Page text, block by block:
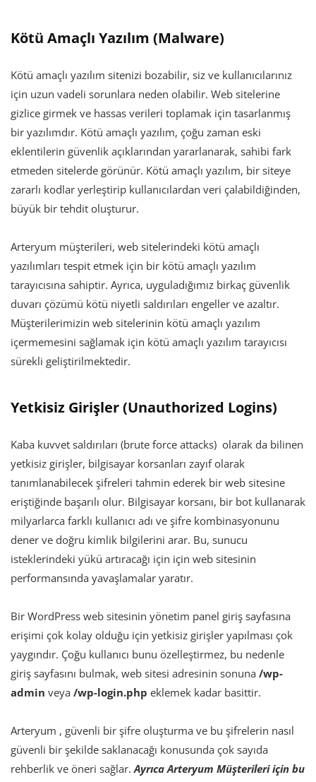
Kötü Amaçlı Yazılım (Malware)
Kötü amaçlı yazılım sitenizi bozabilir, siz ve kullanıcılarınız
için uzun vadeli sorunlara neden olabilir. Web sitelerine
gizlice girmek ve hassas verileri toplamak için tasarlanmış
bir yazılımdır. Kötü amaçlı yazılım, çoğu zaman eski
eklentilerin güvenlik açıklarından yararlanarak, sahibi fark
etmeden sitelerde görünür. Kötü amaçlı yazılım, bir siteye
zararlı kodlar yerleştirip kullanıcılardan veri çalabildiğinden,
büyük bir tehdit oluşturur.
Arteryum müşterileri, web sitelerindeki kötü amaçlı
yazılımları tespit etmek için bir kötü amaçlı yazılım
tarayıcısına sahiptir. Ayrıca, uyguladığımız birkaç güvenlik
duvarı çözümü kötü niyetli saldırıları engeller ve azaltır.
Müşterilerimizin web sitelerinin kötü amaçlı yazılım
içermemesini sağlamak için kötü amaçlı yazılım tarayıcısı
sürekli geliştirilmektedir.
Yetkisiz Girişler (Unauthorized Logins)
Kaba kuvvet saldırıları (brute force attacks) olarak da bilinen
yetkisiz girişler, bilgisayar korsanları zayıf olarak
tanımlanabilecek şifreleri tahmin ederek bir web sitesine
eriştiğinde başarılı olur. Bilgisayar korsanı, bir bot kullanarak
milyarlarca farklı kullanıcı adı ve şifre kombinasyonunu
dener ve doğru kimlik bilgilerini arar. Bu, sunucu
isteklerindeki yükü artıracağı için için web sitesinin
performansında yavaşlamalar yaratır.
Bir WordPress web sitesinin yönetim panel giriş sayfasına
erişimi çok kolay olduğu için yetkisiz girişler yapılması çok
yaygındır. Çoğu kullanıcı bunu özelleştirmez, bu nedenle
giriş sayfasını bulmak, web sitesi adresinin sonuna /wp-
admin veya /wp-login.php eklemek kadar basittir.
Arteryum , güvenli bir şifre oluşturma ve bu şifrelerin nasıl
güvenli bir şekilde saklanacağı konusunda çok sayıda
rehberlik ve öneri sağlar.Ayrıca Arteryum Müşterileri için bu